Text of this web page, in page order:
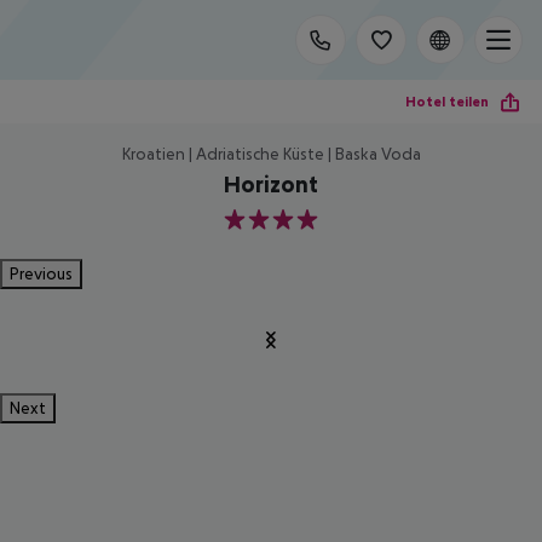
Hotel teilen
Kroatien | Adriatische Küste | Baska Voda
Horizont
4
Previous
Next